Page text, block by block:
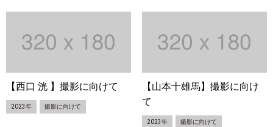
【西口 洸 】撮影に向けて
2023年 撮影に向けて
【山本十雄馬】撮影に向け
て
2023年 撮影に向けて